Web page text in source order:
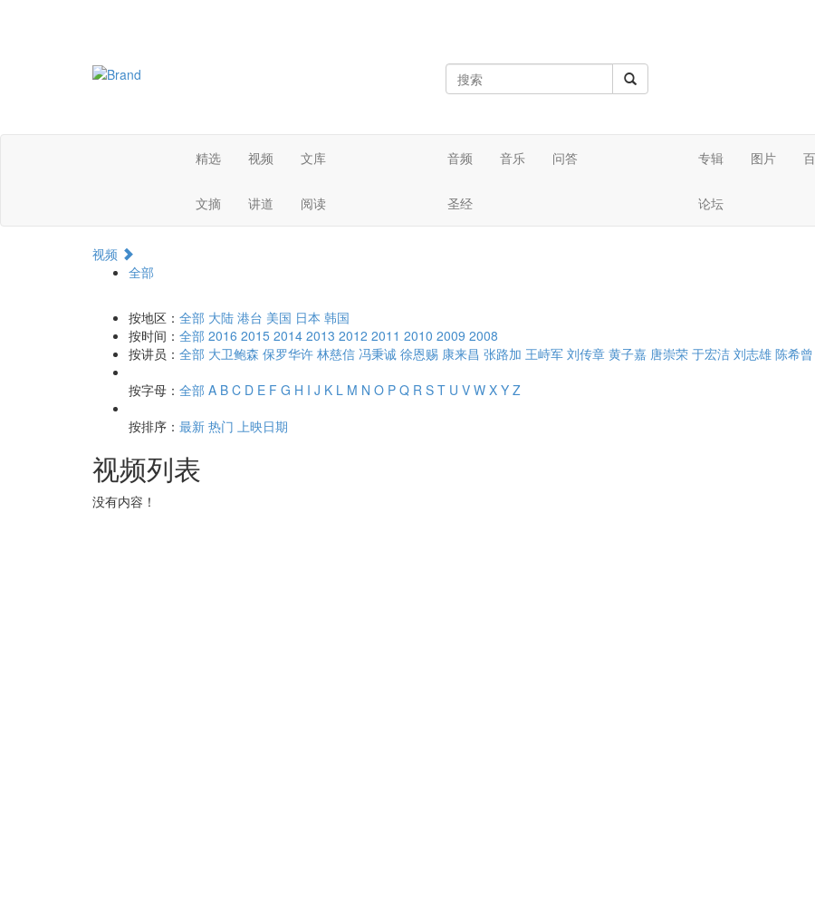
精选 视频 文库
文摘 讲道 阅读
音频 音乐 问答
圣经
专辑 图片
论坛
视频
全部
按地区： 全部 大陆 港台 美国 日本 韩国
按时间： 全部 2016 2015 2014 2013 2012 2011 2010 2009 2008
按讲员： 全部 大卫鲍森 保罗华许 林慈信 冯秉诚 徐恩赐 康来昌 张路加 王峙军 刘传章 黄子嘉 唐崇荣 于宏洁 刘志雄 陈希曾
按字母： 全部 A B C D E F G H I J K L M N O P Q R S T U V W X Y Z
按排序： 最新 热门 上映日期
视频列表
没有内容！